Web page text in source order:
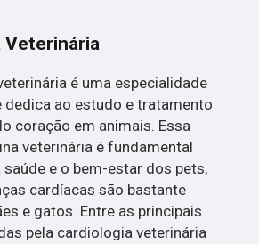
Veterinária
é uma especialidade
dedica ao estudo e tratamento
coração em animais. Essa
veterinária é fundamental
saúde e o bem-estar dos pets,
cardíacas são bastante
e gatos. Entre as principais
pela cardiologia veterinária